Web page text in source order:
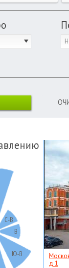
С-В
В
Ю-В
д 1